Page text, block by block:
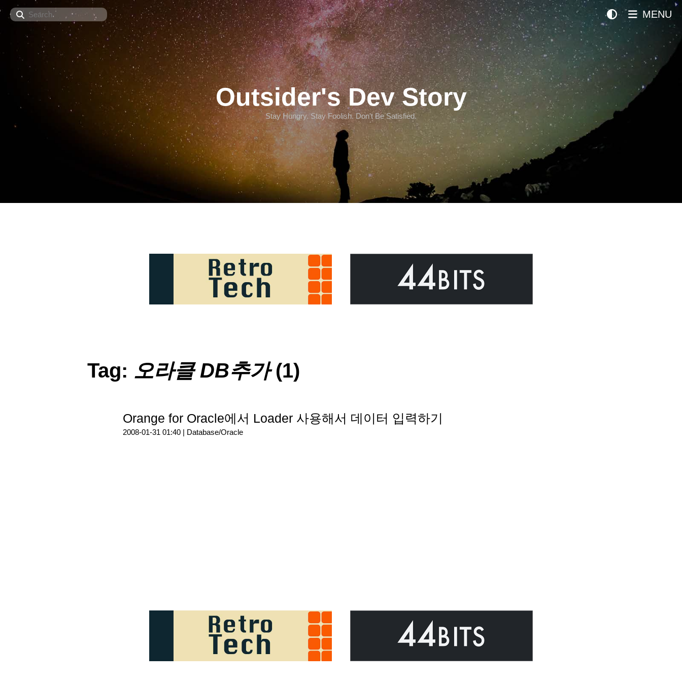
Search
Outsider's Dev Story
Stay Hungry. Stay Foolish. Don't Be Satisfied.
MENU
Tag: 오라클 DB추가(1)
Orange for Oracle에서 Loader 사용해서 데이터 입력하기
2008-01-31 01:40 | Database/Oracle